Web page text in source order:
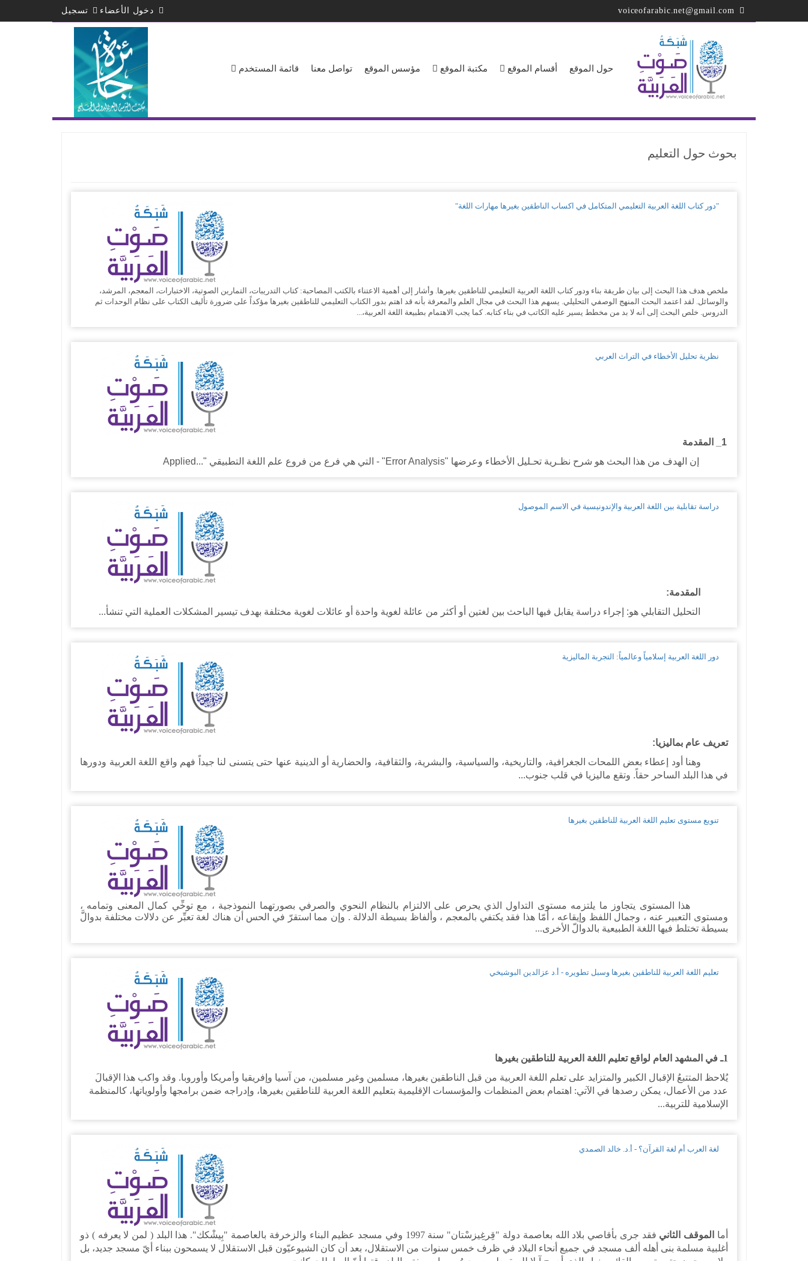
دخول الأعضاء تسجيل
حول الموقع أقسام الموقع مكتبة الموقع مؤسس الموقع تواصل معنا قائمة المستخدم
بحوث حول التعليم
"دور كتاب اللغة العربية التعليمي المتكامل في اكساب الناطقين بغيرها مهارات اللغة"
ملخص هدف هذا البحث إلى بيان طريقة بناء ودور كتاب اللغة العربية التعليمي للناطقين بغيرها. وأشار إلى أهمية الاعتناء بالكتب المصاحبة: كتاب التدريبات، التمارين الصوتية، الاختبارات، المعجم، المرشد،
والوسائل. لقد اعتمد البحث المنهج الوصفي التحليلي. يسهم هذا البحث في مجال العلم والمعرفة بأنه قد اهتم بدور الكتاب التعليمي للناطقين بغيرها مؤكداً على ضرورة تأليف الكتاب على نظام الوحدات ثم
الدروس. خلص البحث إلى أنه لا بد من مخطط يسير عليه الكاتب في بناء كتابه. كما يجب الاهتمام بطبيعة اللغة العربية،...
نظرية تحليل الأخطاء في التراث العربي
1_ المقدمة
إن الهدف من هذا البحث هو شرح نظـرية تحـليل الأخطاء وعرضها "Error Analysis" - التي هي فرع من فروع علم اللغة التطبيقي "Applied...
دراسة تقابلية بين اللغة العربية والإندونيسية في الاسم الموصول
المقدمة:
التحليل التقابلي هو: إجراء دراسة يقابل فيها الباحث بين لغتين أو أكثر من عائلة لغوية واحدة أو عائلات لغوية مختلفة بهدف تيسير المشكلات العملية التي تنشأ...
دور اللغة العربية إسلامياً وعالمياً: التجربة الماليزية
تعريف عام بماليزيا:
وهنا أود إعطاء بعض اللمحات الجغرافية، والتاريخية، والسياسية، والبشرية، والثقافية، والحضارية أو الدينية عنها حتى يتسنى لنا جيداً فهم واقع اللغة العربية ودورها
في هذا البلد الساحر حقاً. وتقع ماليزيا في قلب جنوب...
تنويع مستوى تعليم اللغة العربية للناطقين بغيرها
هذا المستوى يتجاوز ما يلتزمه مستوى التداول الذي يحرص على الالتزام بالنظام النحوي والصرفي بصورتهما النموذجية ، مع توخِّي كمال المعنى وتمامه ،
ومستوى التعبير عنه ، وجمال اللفظ وإيقاعه ، أمّا هذا فقد يكتفي بالمعجم ، وألفاظ بسيطة الدلالة . وإن مما استقرّ في الحس أن هناك لغة تعبِّر عن دلالات مختلفة بدوالَّ
بسيطة تختلط فيها اللغة الطبيعية بالدوالّ الأخرى...
تعليم اللغة العربية للناطقين بغيرها وسبل تطويره - أ.د عزالدين البوشيخي
1ـ في المشهد العام لواقع تعليم اللغة العربية للناطقين بغيرها
يُلاحظ المتتبعُ الإقبال الكبير والمتزايد على تعلم اللغة العربية من قبل الناطقين بغيرها، مسلمين وغير مسلمين، من آسيا وإفريقيا وأمريكا وأوروبا. وقد واكب هذا الإقبالَ
عدد من الأعمال، يمكن رصدها في الآتي: اهتمام بعض المنظمات والمؤسسات الإقليمية بتعليم اللغة العربية للناطقين بغيرها، وإدراجه ضمن برامجها وأولوياتها، كالمنظمة
الإسلامية للتربية...
لغة العرب أم لغة القرآن؟ - أ.د. خالد الصمدي
أما الموقف الثاني
فقد جرى بأقاصي بلاد الله بعاصمة دولة "قِرغِيزسْتان" سنة 1997 وفي مسجد عظيم البناء والزخرفة بالعاصمة "بِيشْكك". هذا البلد ( لمن لا يعرفه ) ذو
أغلبية مسلمة بنى أهله ألف مسجد في جميع أنحاء البلاد في ظرف خمس سنوات من الاستقلال، بعد أن كان الشيوعيّون قبل الاستقلال لا يسمحون ببناء أيّ مسجد جديد، بل